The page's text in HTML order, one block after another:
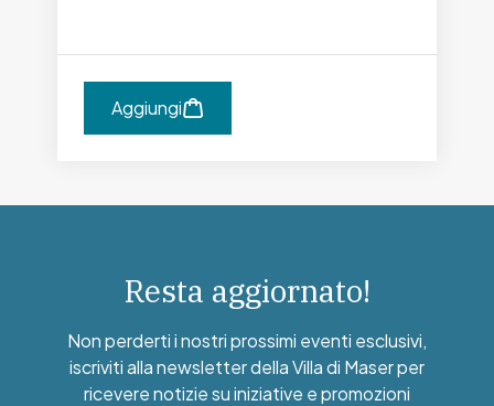
Aggiungi
Resta aggiornato!
Non perderti i nostri prossimi eventi esclusivi,
iscriviti alla newsletter della Villa di Maser per
ricevere notizie su iniziative e promozioni